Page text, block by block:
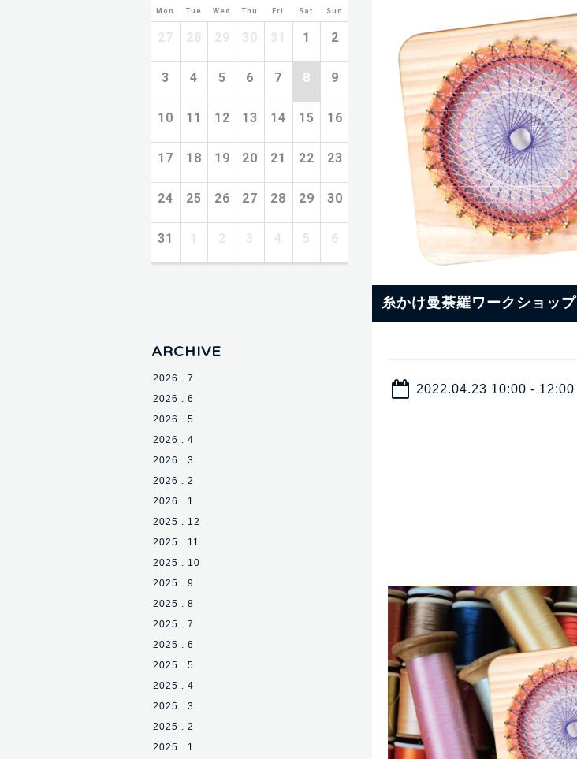
Mon Tue Wed Thu Fri Sat Sun
1 2
3 4 5 6 7 8 9
10 11 12 13 14 15 16
17 18 19 20 21 22 23
24 25 26 27 28 29 30
31
ARCHIVE
2026 . 7
2026 . 6
2026 . 5
2026 . 4
2026 . 3
2026 . 2
2026 . 1
2025 . 12
2025 . 11
2025 . 10
2025 . 9
2025 . 8
2025 . 7
2025 . 6
2025 . 5
2025 . 4
2025 . 3
2025 . 2
2025 . 1
糸かけ曼荼羅ワークショップ
2022.04.23 10:00 - 12:00